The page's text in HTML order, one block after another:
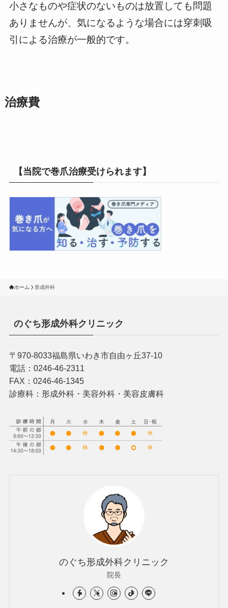
小さなものや症状のないものは放置しても問題
ありませんが、気になるような場合には穿刺吸
引による治療が一般的です。
治療費
【当院で巻爪治療受けられます】
ホーム 形成外科
のぐち形成外科クリニック
〒970-8033福島県いわき市自由ヶ丘37-10
電話：0246-46-2311
FAX：0246-46-1345
診療科：形成外科・美容外科・美容皮膚科
のぐち形成外科クリニック
院長